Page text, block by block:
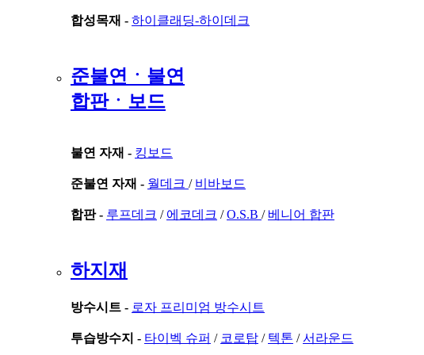
합성목재 - 하이클래딩-하이데크
준불연ㆍ불연
합판ㆍ보드
불연 자재 - 킹보드
준불연 자재 - 월데크 / 비바보드
합판 - 루프데크 / 에코데크 /O.S.B / 베니어 합판
하지재
방수시트 - 로자 프리미엄 방수시트
투습방수지 - 타이벡 슈퍼 / 코로탑 / 텍톤 /서라운드